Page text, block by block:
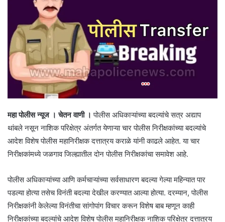
महा पोलीस न्यूज । चेतन वाणी । पोलीस अधिकाऱ्यांच्या बदल्यांचे सत्र अद्याप
थांबले नसून नाशिक परिक्षेत्र अंतर्गत येणाऱ्या चार पोलीस निरीक्षकांच्या बदल्यांचे
आदेश विशेष पोलीस महानिरीक्षक दत्तात्रय कराळे यांनी काढले आहेत. या चार
निरीक्षकांमध्ये जळगाव जिल्ह्यातील दोन पोलीस निरीक्षकांचा समावेश आहे.
पोलीस अधिकाऱ्यांच्या आणि कर्मचाऱ्यांच्या सर्वसाधारण बदल्या गेल्या महिन्यात पार
पडल्या होत्या तसेच विनंती बदल्या देखील करण्यात आल्या होत्या. दरम्यान, पोलीस
निरीक्षकांनी केलेल्या विनंतीचा सांगोपांग विचार करून विशेष बाब म्हणून काही
निरीक्षकांच्या बदल्यांचे आदेश विशेष पोलीस महानिरीक्षक नाशिक परिक्षेत्र दत्तात्रय